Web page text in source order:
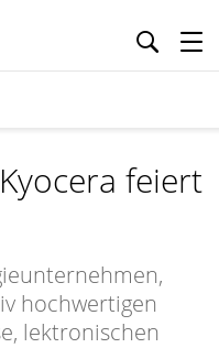
feiert
hochwertigen
lektronischen